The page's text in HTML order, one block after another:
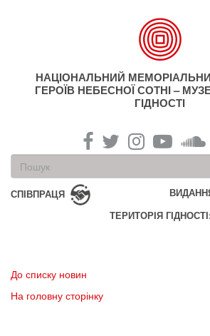
НАЦІОНАЛЬНИЙ
ГЕРОЇВ НЕБЕСНОЇ СОТНІ –
ГІДНОСТІ
Пошукова
форма
Пошук
СПІВПРАЦЯ
ТЕРИТОРІЯ
До списку новин
На головну сторінку